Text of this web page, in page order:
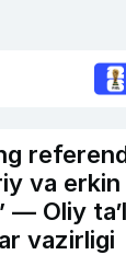
va erkin
— Oliy
vazirligi